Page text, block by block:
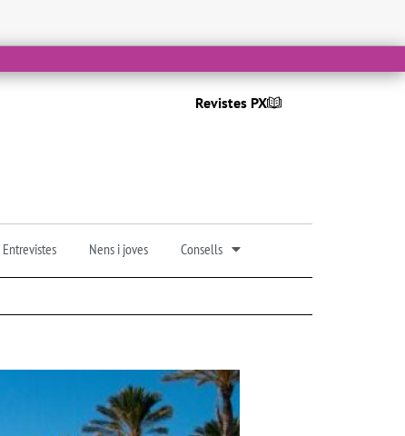
Revistes PX
Entrevistes Nens i joves Consells